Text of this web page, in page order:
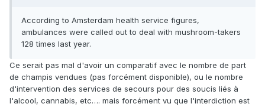
According to Amsterdam health service figures,
ambulances were called out to deal with mushroom-takers
128 times last year.
Ce serait pas mal d'avoir un comparatif avec le nombre de part
de champis vendues (pas forcément disponible), ou le nombre
d'intervention des services de secours pour des soucis liés à
l'alcool, cannabis, etc…. mais forcément vu que l'interdiction est